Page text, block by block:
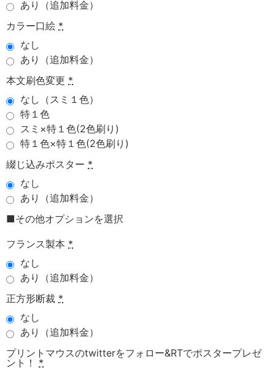
あり（追加料金）
カラー口絵 *
なし
あり（追加料金）
本文刷色変更 *
なし（スミ１色）
特１色
スミ×特１色(2色刷り)
特１色×特１色(2色刷り)
綴じ込みポスター *
なし
あり（追加料金）
■その他オプションを選択
フランス製本 *
なし
あり（追加料金）
正方形断裁 *
なし
あり（追加料金）
プリントマウスのtwitterをフォロー&RTでポスタープレゼ
ント！
*